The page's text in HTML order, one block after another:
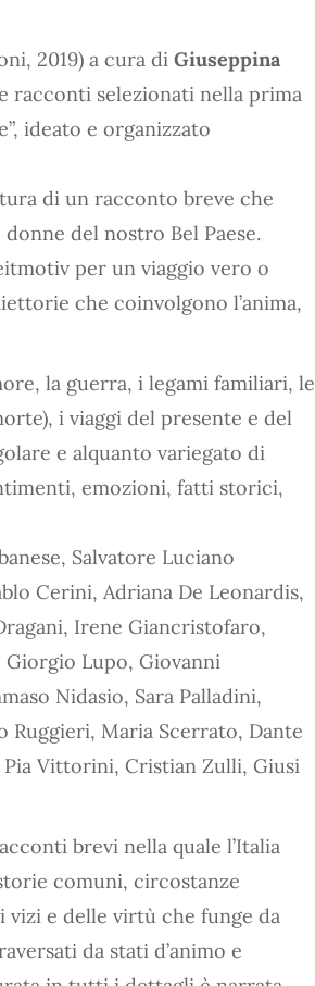
2019) a cura di Giuseppina
racconti selezionati nella prima
ideato e organizzato
di un racconto breve che
del nostro Bel Paese.
per un viaggio vero o
che coinvolgono l’anima,
la guerra, i legami familiari, le
i viaggi del presente e del
e alquanto variegato di
emozioni, fatti storici,
Salvatore Luciano
Cerini, Adriana De Leonardis,
Irene Giancristofaro,
Lupo, Giovanni
Nidasio, Sara Palladini,
Ruggieri, Maria Scerrato, Dante
Vittorini, Cristian Zulli, Giusi
brevi nella quale l’Italia
comuni, circostanze
vizi e delle virtù che funge da
da stati d’animo e